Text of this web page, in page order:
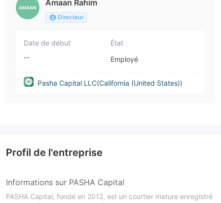
Amaan Rahim
Directeur
Date de début
--
État
Employé
Pasha Capital LLC(California (United States))
Profil de l'entreprise
Informations sur PASHA Capital
PASHA Capital, fondé en 2012, est un courtier mature enregistré